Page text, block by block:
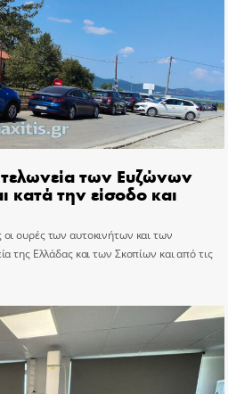
των Ευζώνων
κατά την είσοδο και
οι ουρές των αυτοκινήτων και των
της Ελλάδας και των Σκοπίων και από τις